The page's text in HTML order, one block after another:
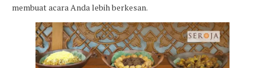
membuat acara Anda lebih berkesan.